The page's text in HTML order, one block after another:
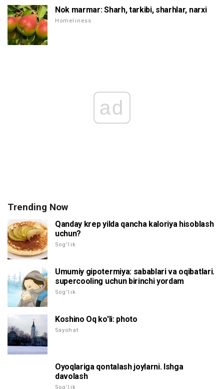
Nok marmar: Sharh, tarkibi, sharhlar, narxi
Homeliness
ad
Trending Now
Qanday krep yilda qancha kaloriya hisoblash
uchun?
Sog'lik
Umumiy gipotermiya: sabablari va oqibatlari.
supercooling uchun birinchi yordam
Sog'lik
Koshino Oq ko'li: photo
Sayohat
Oyoqlariga qontalash joylarni. Ishga
davolash
Sog'lik